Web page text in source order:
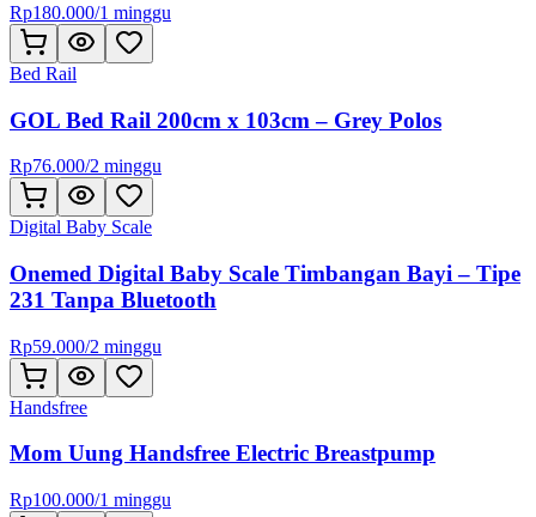
Rp180.000/1 minggu
Bed Rail
GOL Bed Rail 200cm x 103cm – Grey Polos
Rp76.000/2 minggu
Digital Baby Scale
Onemed Digital Baby Scale Timbangan Bayi – Tipe
231 Tanpa Bluetooth
Rp59.000/2 minggu
Handsfree
Mom Uung Handsfree Electric Breastpump
Rp100.000/1 minggu